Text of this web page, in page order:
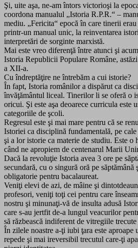
Şi, uite aşa, ne-am întors victorioşi la
coordona manualul „Istoria R.P.R.“ –
mediu. „Fericita“ epocă în care tinerii
printr-un manual unic, la reinventarea
interpretări de sorginte marxistă.
Mai este vreo diferenţă între atunci şi
Istoria Republicii Populare Române,
a XII-a.
Cu îndreptăţire ne întrebăm a cui istorie?
În fapt, Istoria românilor a dispărut ca
învăţământul liceal. Tinerilor li se oferă o
oricui. Şi este aşa deoarece curricula este
categoriile de şcoli.
Regresul este şi mai mare pentru că se
Istoriei ca disciplină fundamentală, pe
şi a lor istorie ca materie de studiu. Este o
când ne apropiem de centenarul Marii
Dacă la revoluţie Istoria avea 3 ore pe
secundară, cu o singură oră pe săptămână
obligatorie pentru bacalaureat.
Veniţi elevi de azi, de mâine şi
profesori, veniţi toţi cei pentru care
nostru şi minunaţi-vă de insulta adusă
care s-au jertfit de-a lungul veacurilor
să răzbească indiferent de vitregiile trecute
În zilele noastre a-ţi iubi ţara este
repede şi mai ireversibil trecutul care-ţi